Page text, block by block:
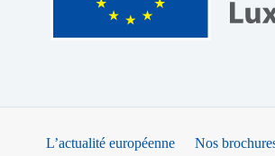
L’actualité européenne Nos